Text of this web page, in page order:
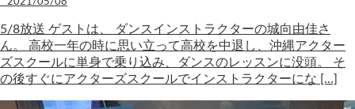
5/8放送 ゲストは、 ダンスインストラクターの城向由佳さ
ん。 高校一年の時に思い立って高校を中退し、沖縄アクター
ズスクールに単身で乗り込み、ダンスのレッスンに没頭。 そ
の後すぐにアクターズスクールでインストラクターにな […]